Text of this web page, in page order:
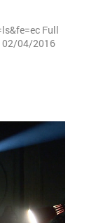
Full
02/04/2016